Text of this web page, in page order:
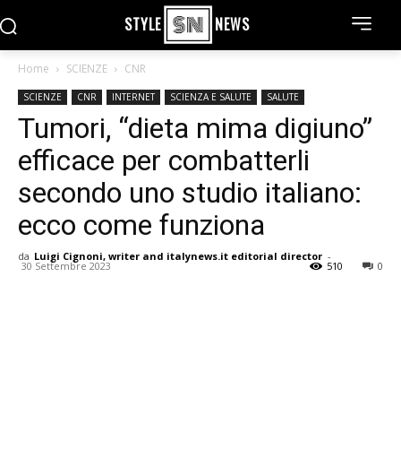
STYLE NEWS
Home SCIENZE CNR
SCIENZE CNR INTERNET SCIENZA E SALUTE SALUTE
Tumori, “dieta mima digiuno”
efficace per combatterli
secondo uno studio italiano:
ecco come funziona
da Luigi Cignoni, writer and italynews.it editorial director -
30 Settembre 2023 0
510